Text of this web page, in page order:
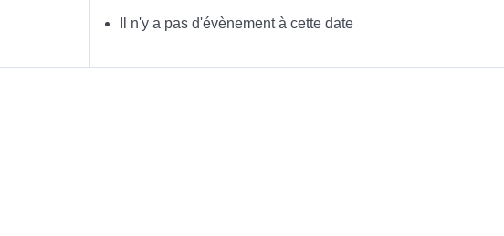
Il n'y a pas d'évènement à cette date